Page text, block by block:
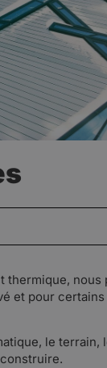
thermique,
et pour
le terrain,